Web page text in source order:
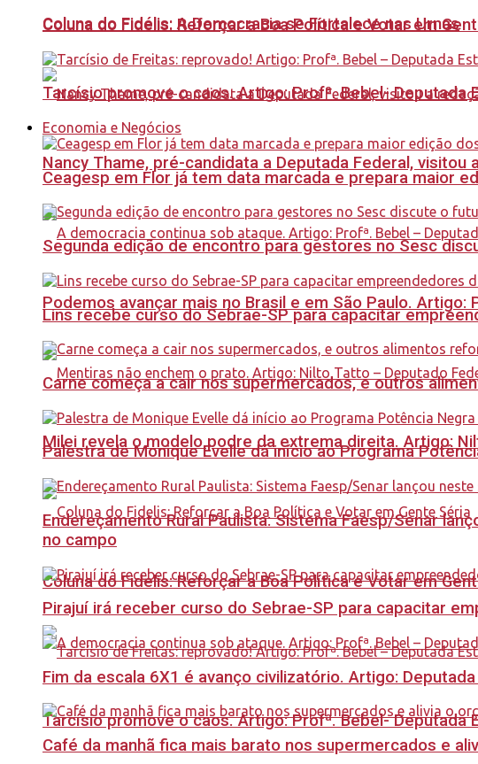
Coluna do Fidélis: A Democracia se Fortalece nas Urnas
Nancy Thame, pré-candidata a Deputada Federal, visitou
Podemos avançar mais no Brasil e em São Paulo. Artigo:
Milei revela o modelo podre da extrema direita. Artigo:
Coluna do Fidelis: Reforçar a Boa Política e Votar em
Tarcísio promove o caos. Artigo: Profª. Bebel- Deputada
Coluna do Fidelis: Reforçar a Boa Política e Votar em
Tarcísio promove o caos. Artigo: Profª. Bebel- Deputada
Economia e Negócios
Ceagesp em Flor já tem data marcada e prepara maior
Segunda edição de encontro para gestores no Sesc
Lins recebe curso do Sebrae-SP para capacitar
Carne começa a cair nos supermercados, e outros
Palestra de Monique Evelle dá início ao Programa
Endereçamento Rural Paulista: Sistema Faesp/Senar
no campo
Pirajuí irá receber curso do Sebrae-SP para capacitar
Fim da escala 6X1 é avanço civilizatório. Artigo:
Café da manhã fica mais barato nos supermercados e